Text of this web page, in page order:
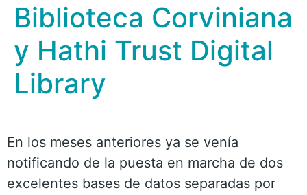
Biblioteca Corviniana
y Hathi Trust Digital
Library
En los meses anteriores ya se venía
notificando de la puesta en marcha de dos
excelentes bases de datos separadas por